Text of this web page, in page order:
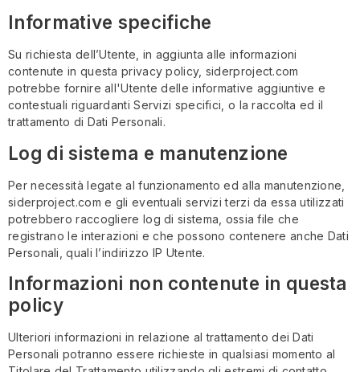
Informative specifiche
Su richiesta dell’Utente, in aggiunta alle informazioni
contenute in questa privacy policy, siderproject.com
potrebbe fornire all'Utente delle informative aggiuntive e
contestuali riguardanti Servizi specifici, o la raccolta ed il
trattamento di Dati Personali.
Log di sistema e manutenzione
Per necessità legate al funzionamento ed alla manutenzione,
siderproject.com e gli eventuali servizi terzi da essa utilizzati
potrebbero raccogliere log di sistema, ossia file che
registrano le interazioni e che possono contenere anche Dati
Personali, quali l’indirizzo IP Utente.
Informazioni non contenute in questa
policy
Ulteriori informazioni in relazione al trattamento dei Dati
Personali potranno essere richieste in qualsiasi momento al